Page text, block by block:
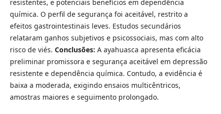
resistentes, e potenciais benefícios em dependência
química. O perfil de segurança foi aceitável, restrito a
efeitos gastrointestinais leves. Estudos secundários
relataram ganhos subjetivos e psicossociais, mas com alto
risco de viés. Conclusões: A ayahuasca apresenta eficácia
preliminar promissora e segurança aceitável em depressão
resistente e dependência química. Contudo, a evidência é
baixa a moderada, exigindo ensaios multicêntricos,
amostras maiores e seguimento prolongado.